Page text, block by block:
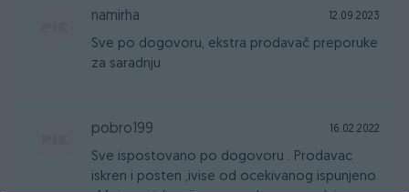
namirha 12.09.2023
Sve po dogovoru, ekstra prodavač preporuke
za saradnju
pobro199 16.02.2022
Sve ispostovano po dogovoru . Prodavac
iskren i posten ,ivise od ocekivanog ispunjeno